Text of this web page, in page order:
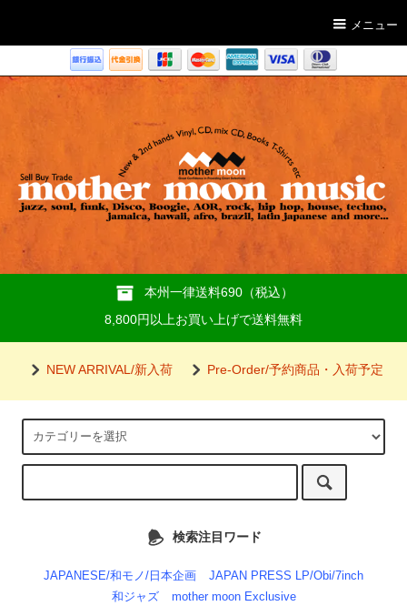
メニュー
本州一律送料690（税込）
8,800円以上お買い上げで送料無料
NEW ARRIVAL/新入荷 Pre-Order/予約商品・入荷予定
検索注目ワード
JAPANESE/和モノ/日本企画
JAPAN PRESS LP/Obi/7inch
和ジャズ
mother moon Exclusive